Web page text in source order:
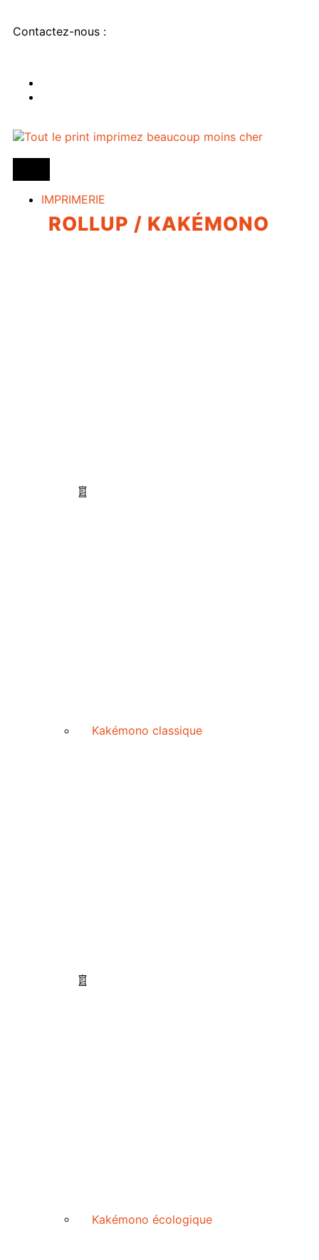
Contactez-nous :
IMPRIMERIE
ROLLUP / KAKÉMONO
Kakémono classique
Kakémono écologique